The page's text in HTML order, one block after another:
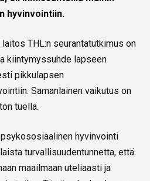
hyvinvointiin.
THL:n seurantatutkimus on
kiintymyssuhde lapseen
pikkulapsen
Samanlainen vaikutus on
tuella.
hyvinvointi
turvallisuudentunnetta, että
maailmaan uteliaasti ja